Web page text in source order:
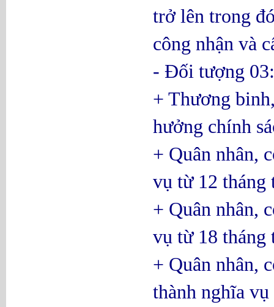
trở lên trong
công nhận và
- Đối tượng 03:
+ Thương
hưởng chính
+ Quân nhân,
vụ từ 12
+ Quân nhân,
vụ từ 18 tháng
+ Quân nhân,
thành nghĩa